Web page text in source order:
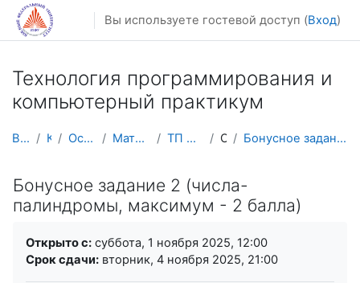
Перейти к основному содержанию
Вы используете гостевой доступ (Вход)
Технология программирования и
компьютерный практикум
В начало Курсы Осенний семестр Математика, механика ТП и комп. практикум Общее Бонусное задание 2 (числа-палиндромы, максимум - 2...
Бонусное задание 2 (числа-
палиндромы, максимум - 2 балла)
Открыто с: суббота, 1 ноября 2025, 12:00
Срок сдачи: вторник, 4 ноября 2025, 21:00